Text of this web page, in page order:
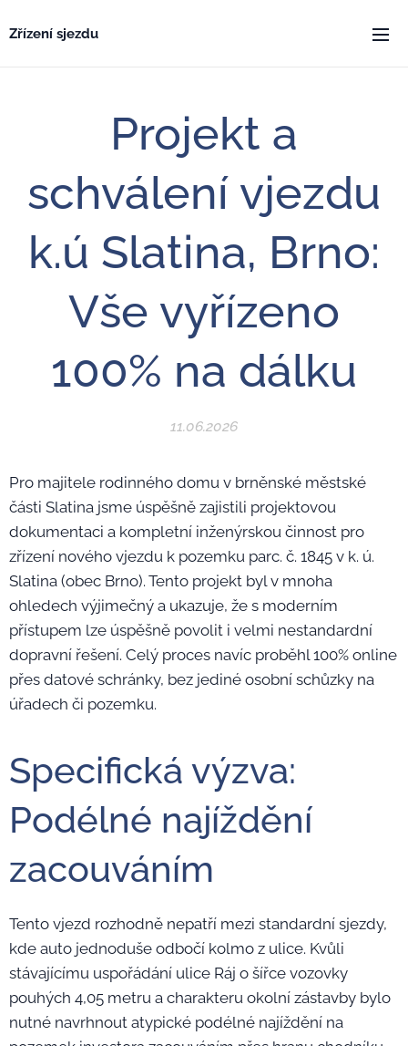
Zřízení sjezdu
Projekt a
schválení vjezdu
k.ú Slatina, Brno:
Vše vyřízeno
100% na dálku
11.06.2026
Pro majitele rodinného domu v brněnské městské
části Slatina jsme úspěšně zajistili projektovou
dokumentaci a kompletní inženýrskou činnost pro
zřízení nového vjezdu k pozemku parc. č. 1845 v k. ú.
Slatina (obec Brno). Tento projekt byl v mnoha
ohledech výjimečný a ukazuje, že s moderním
přístupem lze úspěšně povolit i velmi nestandardní
dopravní řešení. Celý proces navíc proběhl 100% online
přes datové schránky, bez jediné osobní schůzky na
úřadech či pozemku.
Specifická výzva:
Podélné najíždění
zacouváním
Tento vjezd rozhodně nepatří mezi standardní sjezdy,
kde auto jednoduše odbočí kolmo z ulice. Kvůli
stávajícímu uspořádání ulice Ráj o šířce vozovky
pouhých 4,05 metru a charakteru okolní zástavby bylo
nutné navrhnout atypické podélné najíždění na